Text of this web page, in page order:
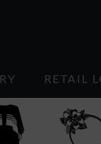
RETAIL